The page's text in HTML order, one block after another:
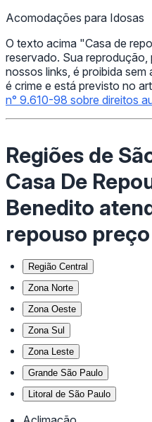
Acomodações para Idosas
O texto acima "Casa de
reservado. Sua
nossos links, é proibida
é crime e está previsto no
n° 9.610-98 sobre direitos
Regiões de
Casa De
Benedito
repouso preço
Região Central
Zona Norte
Zona Oeste
Zona Sul
Zona Leste
Grande São Paulo
Litoral de São Paulo